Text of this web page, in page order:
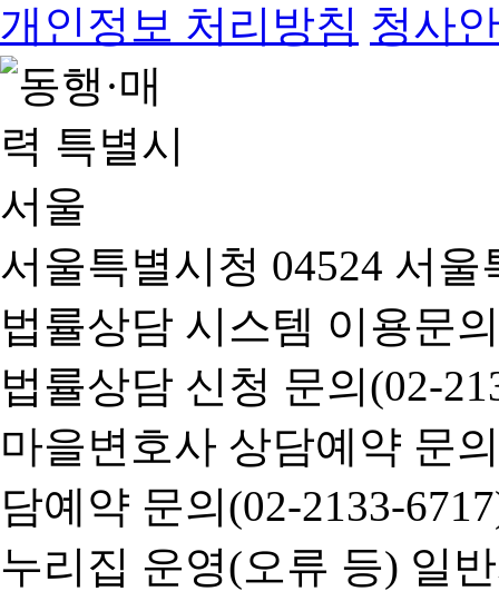
개인정보 처리방침 청사
서울특별시청 04524 서
법률상담 시스템 이용문
법률상담 신청 문의(02-
마을변호사 상담예약 문
담예약 문의(02-2133-
누리집 운영(오류 등) 일